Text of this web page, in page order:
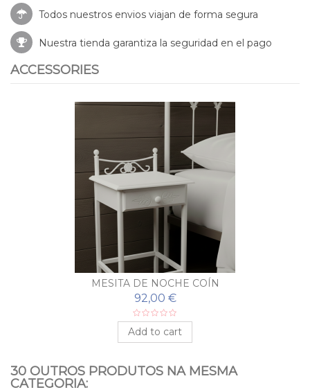
Todos nuestros envios viajan de forma segura
Nuestra tienda garantiza la seguridad en el pago
ACCESSORIES
COLCHÓN DE MUELLES ESTRELLA
139,00 €
Add to cart
30 OUTROS PRODUTOS NA MESMA
CATEGORIA: